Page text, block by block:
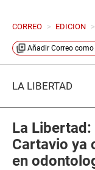
CORREO > EDICION >
Añadir Correo como
LA LIBERTAD
La Libertad:
Cartavio ya
en